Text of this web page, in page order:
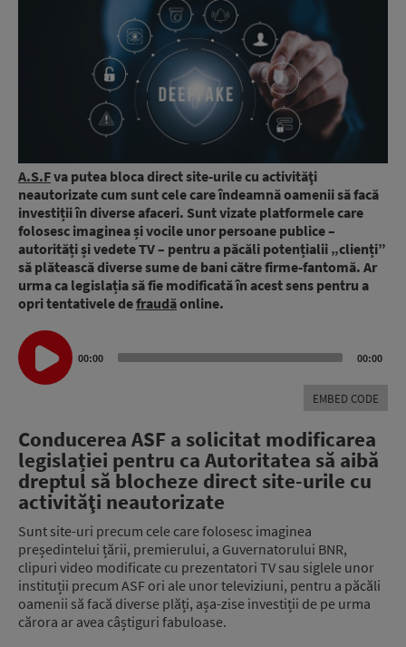
A.S.Fva putea bloca direct site-urile cu activităţi
neautorizate cum sunt cele care îndeamnă oamenii să facă
investiții în diverse afaceri. Sunt vizate platformele care
folosesc imaginea și vocile unor persoane publice –
autorități și vedete TV – pentru a păcăli potențialii „clienți”
să plătească diverse sume de bani către firme-fantomă. Ar
urma ca legislația să fie modificată în acest sens pentru a
opri tentativele defraudăonline.
Audio
Player
00:00 00:00
EMBED CODE
Conducerea ASF a solicitat modificarea
legislației pentru ca Autoritatea să aibă
dreptul să blocheze direct site-urile cu
activităţi neautorizate
Sunt site-uri precum cele care folosesc imaginea
președintelui țării, premierului, a Guvernatorului BNR,
clipuri video modificate cu prezentatori TV sau siglele unor
instituții precum ASF ori ale unor televiziuni, pentru a păcăli
oamenii să facă diverse plăți, așa-zise investiții de pe urma
cărora ar avea câștiguri fabuloase.